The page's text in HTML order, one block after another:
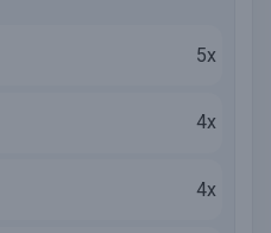
5x
4x
4x